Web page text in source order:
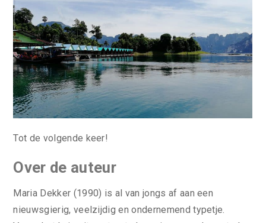
Tot de volgende keer!
Over de auteur
Maria Dekker (1990) is al van jongs af aan een
nieuwsgierig, veelzijdig en ondernemend typetje.